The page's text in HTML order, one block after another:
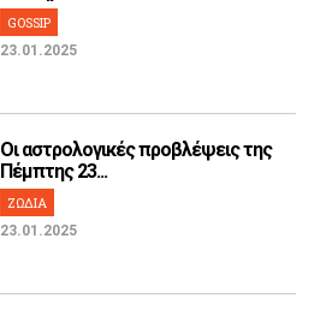
GOSSIP
23.01.2025
Οι αστρολογικές προβλέψεις της
Πέμπτης 23...
ΖΩΔΙΑ
23.01.2025